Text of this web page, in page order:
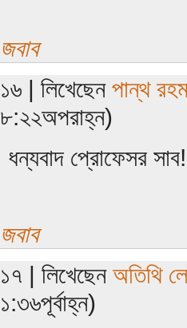
জবাব
১৬ | লিখেছেন পান্থ
৮:২২অপরাহ্ন)
ধন্যবাদ প্রোফেসর সাব!
জবাব
১৭ | লিখেছেন অতিথি
১:৩৬পূর্বাহ্ন)